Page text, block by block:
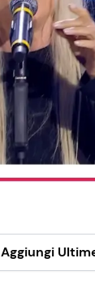
Aggiungi